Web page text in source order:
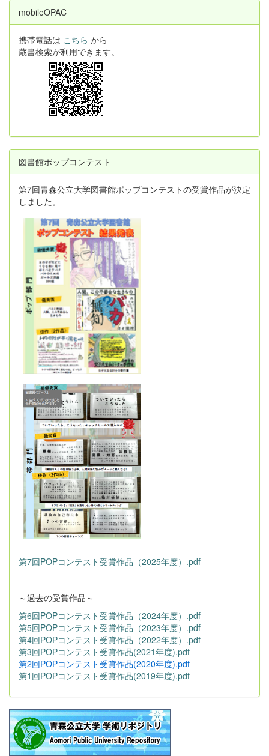
mobileOPAC
携帯電話は こちら から
蔵書検索が利用できます。
図書館ポップコンテスト
第7回青森公立大学図書館ポップコンテストの受賞作品が決定
しました。
第7回POPコンテスト受賞作品（2025年度）.pdf
～過去の受賞作品～
第6回POPコンテスト受賞作品（2024年度）.pdf
第5回POPコンテスト受賞作品（2023年度）.pdf
第4回POPコンテスト受賞作品（2022年度）.pdf
第3回POPコンテスト受賞作品(2021年度).pdf
第2回POPコンテスト受賞作品(2020年度).pdf
第1回POPコンテスト受賞作品(2019年度).pdf